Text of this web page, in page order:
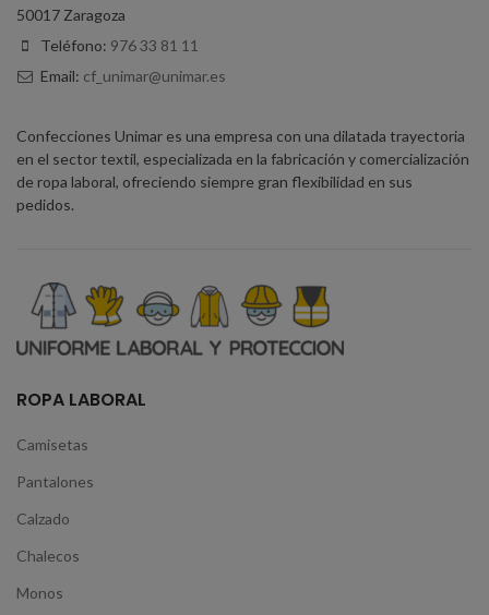
50017 Zaragoza
Teléfono: 976 33 81 11
Email: cf_unimar@unimar.es
Confecciones Unimar es una empresa con una dilatada trayectoria
en el sector textil, especializada en la fabricación y comercialización
de ropa laboral, ofreciendo siempre gran flexibilidad en sus
pedidos.
ROPA LABORAL
Camisetas
Pantalones
Calzado
Chalecos
Monos